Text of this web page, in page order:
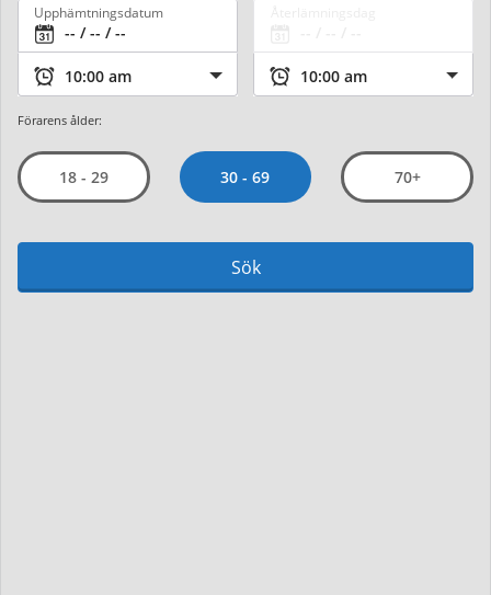
Upphämtningsdatum
Förarens ålder:
18 - 29 30 - 69 70+
Sök